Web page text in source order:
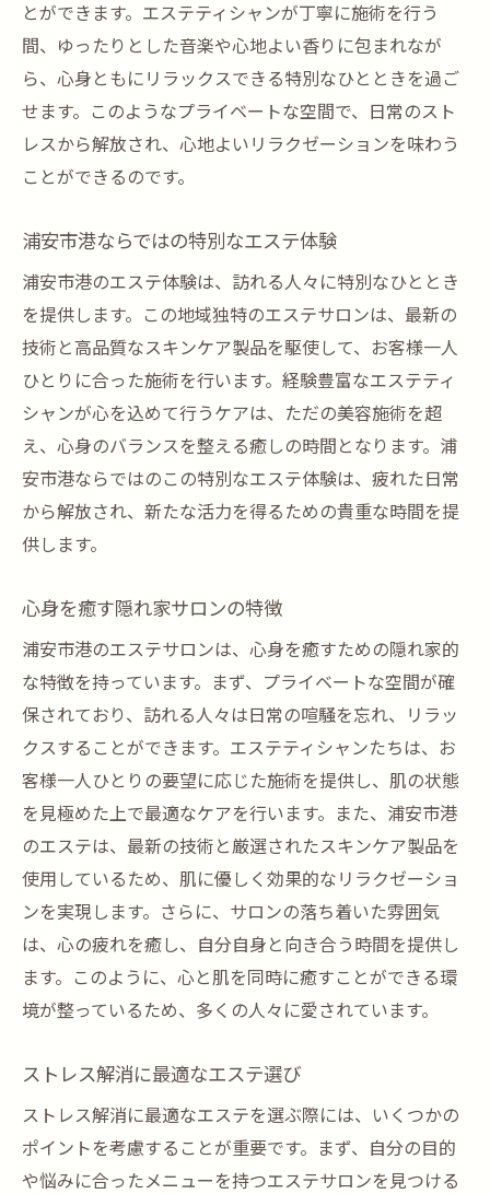
とができます。エステティシャンが丁寧に施術を行う
間、ゆったりとした音楽や心地よい香りに包まれなが
ら、心身ともにリラックスできる特別なひとときを過ご
せます。このようなプライベートな空間で、日常のスト
レスから解放され、心地よいリラクゼーションを味わう
ことができるのです。
浦安市港ならではの特別なエステ体験
浦安市港のエステ体験は、訪れる人々に特別なひととき
を提供します。この地域独特のエステサロンは、最新の
技術と高品質なスキンケア製品を駆使して、お客様一人
ひとりに合った施術を行います。経験豊富なエステティ
シャンが心を込めて行うケアは、ただの美容施術を超
え、心身のバランスを整える癒しの時間となります。浦
安市港ならではのこの特別なエステ体験は、疲れた日常
から解放され、新たな活力を得るための貴重な時間を提
供します。
心身を癒す隠れ家サロンの特徴
浦安市港のエステサロンは、心身を癒すための隠れ家的
な特徴を持っています。まず、プライベートな空間が確
保されており、訪れる人々は日常の喧騒を忘れ、リラッ
クスすることができます。エステティシャンたちは、お
客様一人ひとりの要望に応じた施術を提供し、肌の状態
を見極めた上で最適なケアを行います。また、浦安市港
のエステは、最新の技術と厳選されたスキンケア製品を
使用しているため、肌に優しく効果的なリラクゼーショ
ンを実現します。さらに、サロンの落ち着いた雰囲気
は、心の疲れを癒し、自分自身と向き合う時間を提供し
ます。このように、心と肌を同時に癒すことができる環
境が整っているため、多くの人々に愛されています。
ストレス解消に最適なエステ選び
ストレス解消に最適なエステを選ぶ際には、いくつかの
ポイントを考慮することが重要です。まず、自分の目的
や悩みに合ったメニューを持つエステサロンを見つける